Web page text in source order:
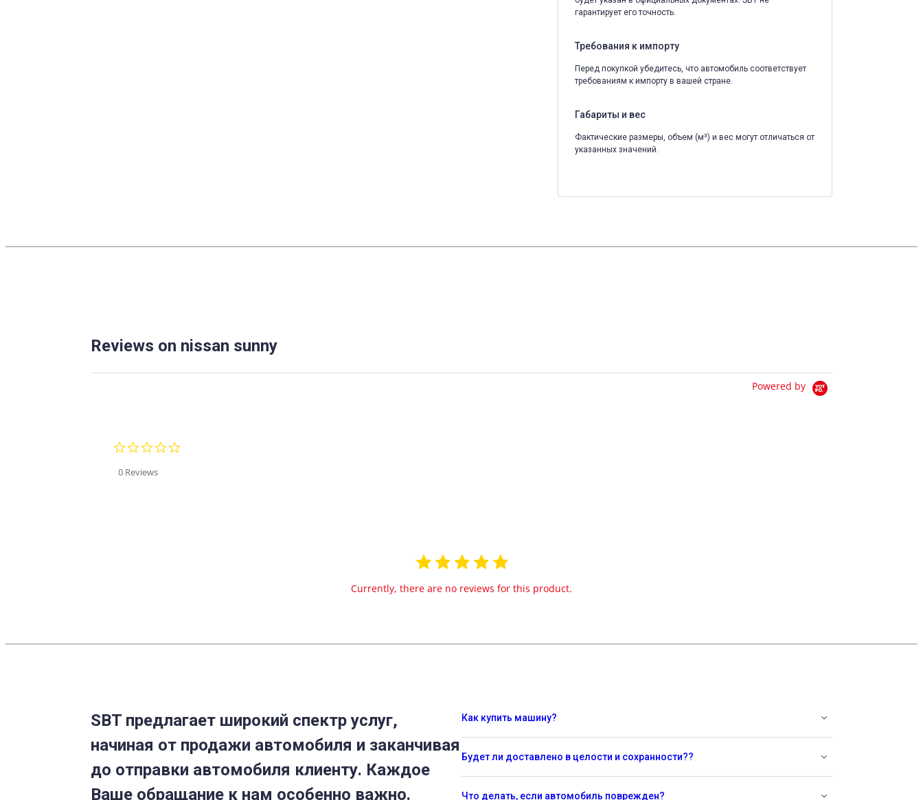
гарантирует его точность.
Требования к импорту
Перед покупкой убедитесь, что автомобиль соответствует
требованиям к импорту в вашей стране.
Габариты и вес
Фактические размеры, объем (м³) и вес могут отличаться от
указанных значений.
Reviews on nissan sunny
Powered by
0 Reviews
Currently, there are no reviews for this product.
SBT предлагает широкий спектр услуг,
начиная от продажи автомобиля и заканчивая
до отправки автомобиля клиенту. Каждое
Ваше обращание к нам особенно важно.
Как купить машину?
Будет ли доставлено в целости и сохранности??
Что делать, если автомобиль поврежден?